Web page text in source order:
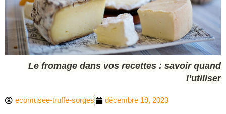
Le fromage dans vos recettes : savoir quand
l’utiliser
ecomusee-truffe-sorges décembre 19, 2023